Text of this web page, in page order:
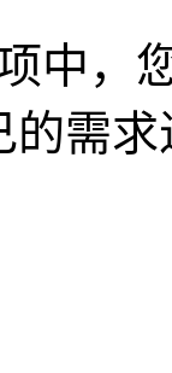
中，
的需